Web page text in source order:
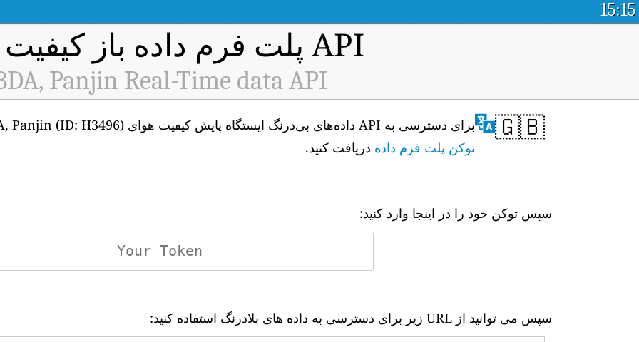
15:15
API پلت فرم داده باز کیفیت هوا
Panjin Real-Time data API
🇬🇧
برای دسترسی به API داده‌های بی‌درنگ ایستگاه پایش کیفیت هوای BDA, Panjin (ID: H3496)، ابتدا باید رمز خود را از
توکن پلت فرم داده دریافت کنید.
سپس توکن خود را در اینجا وارد کنید:
سپس می توانید از URL زیر برای دسترسی به داده های بلادرنگ استفاده کنید: